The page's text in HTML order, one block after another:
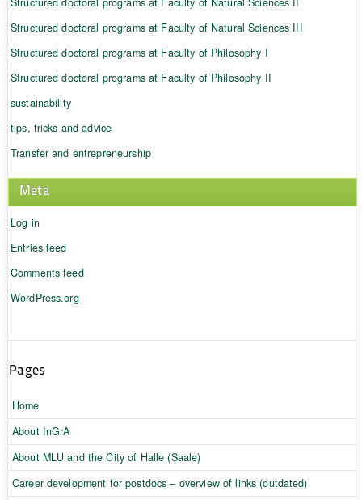
Structured doctoral programs at Faculty of Natural Sciences III
Structured doctoral programs at Faculty of Philosophy I
Structured doctoral programs at Faculty of Philosophy II
sustainability
tips, tricks and advice
Transfer and entrepreneurship
Meta
Log in
Entries feed
Comments feed
WordPress.org
Pages
Home
About InGrA
About MLU and the City of Halle (Saale)
Career development for postdocs – overview of links (outdated)